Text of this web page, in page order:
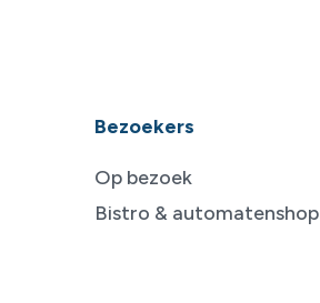
Bezoekers
Op bezoek
Bistro & automatenshop